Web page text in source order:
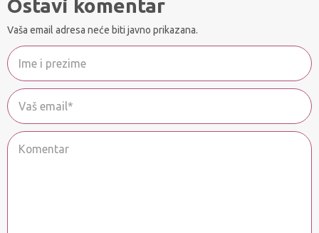
Ostavi komentar
Vaša email adresa neće biti javno prikazana.